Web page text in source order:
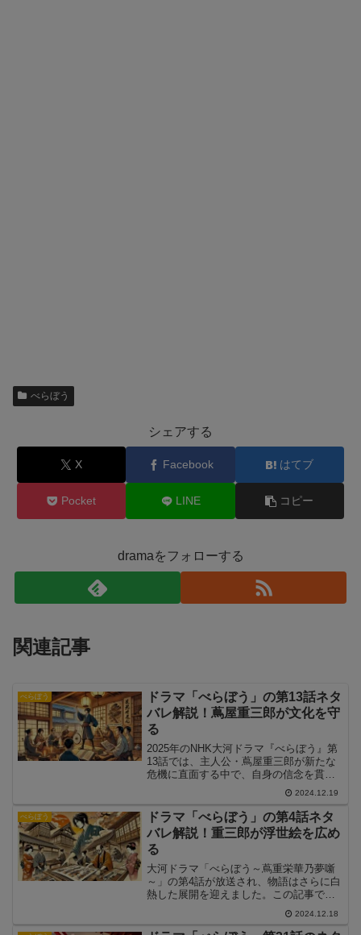
べらぼう
シェアする
X Facebook はてブ
Pocket LINE コピー
dramaをフォローする
関連記事
べらぼう
ドラマ「べらぼう」の第13話ネタ
バレ解説！蔦屋重三郎が文化を守
る
2025年のNHK大河ドラマ『べらぼう』第
13話では、主人公・蔦屋重三郎が新たな
危機に直面する中で、自身の信念を貫く
姿が描かれました。この記事では、第13
話のあらすじや注目ポイントを深掘り
し、次回への期待感も含めて解説しま
す。
2024.12.19
べらぼう
ドラマ「べらぼう」の第4話ネタ
バレ解説！重三郎が浮世絵を広め
る
大河ドラマ「べらぼう～蔦重栄華乃夢噺
～」の第4話が放送され、物語はさらに白
熱した展開を迎えました。この記事で
は、第4話のストーリーをネタバレ解説
し、重要なシーンやテーマを詳しく掘り
2024.12.18